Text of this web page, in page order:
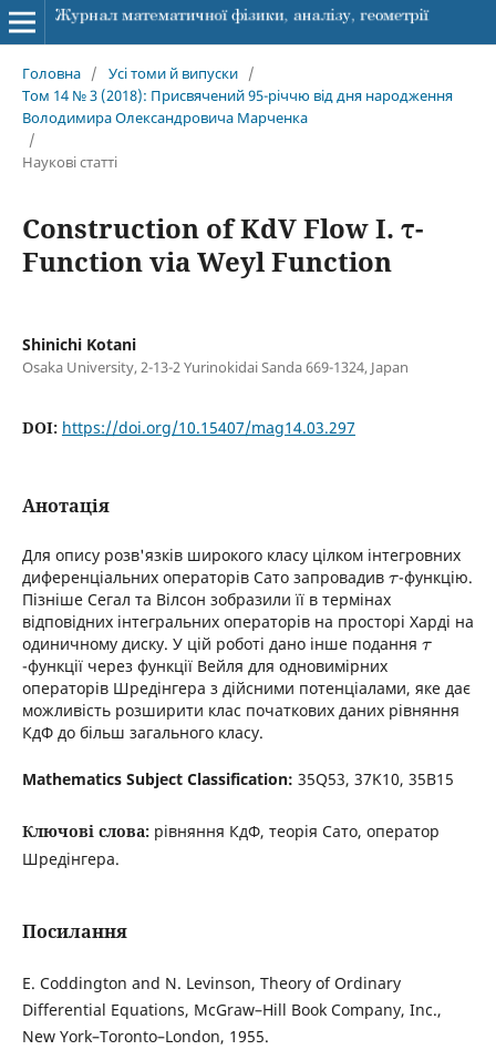
Головна / Усі томи й випуски /
Том 14 № 3 (2018): Присвячений 95-річчю від дня народження
Володимира Олександровича Марченка
/
Наукові статті
Construction of KdV Flow I. τ-
Function via Weyl Function
Shinichi Kotani
Osaka University, 2-13-2 Yurinokidai Sanda 669-1324, Japan
DOI: https://doi.org/10.15407/mag14.03.297
Анотація
Для опису розв'язкiв широкого класу цiлком iнтегровних
диференцiальних операторiв Сато запровадив τ-функцiю.
Пiзнiше Сегал та Вiлсон зобразили її в термiнах
вiдповiдних iнтегральних операторiв на просторi Хардi на
одиничному диску. У цiй роботi дано iнше подання τ
-функцiї через функцiї Вейля для одновимiрних
операторiв Шредiнгера з дiйсними потенцiалами, яке дає
можливiсть розширити клас початкових даних рiвняння
КдФ до бiльш загального класу.
Mathematics Subject Classification: 35Q53, 37K10, 35B15
Ключові слова: рiвняння КдФ, теорiя Сато, оператор
Шредiнгера.
Посилання
E. Coddington and N. Levinson, Theory of Ordinary
Differential Equations, McGraw–Hill Book Company, Inc.,
New York–Toronto–London, 1955.